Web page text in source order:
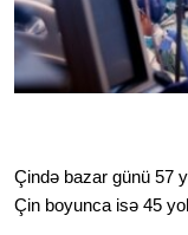
Çində bazar günü 57
Çin boyunca isə 45